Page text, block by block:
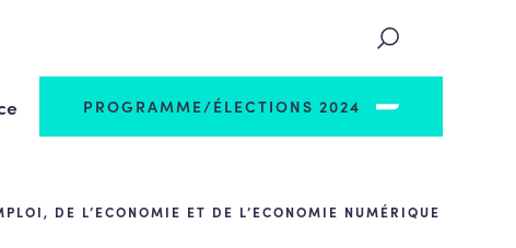
PROGRAMME/ÉLECTIONS 2024
DE L’ECONOMIE ET DE L’ECONOMIE NUMÉRIQUE